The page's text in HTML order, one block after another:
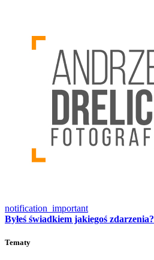
notification_important
Byłeś świadkiem jakiegoś zdarzenia?
Tematy